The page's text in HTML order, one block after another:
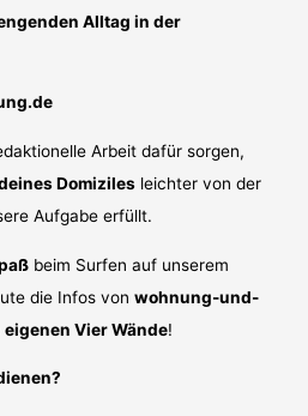
Alltag in der
Arbeit dafür sorgen,
Domiziles leichter von der
Aufgabe erfüllt.
beim Surfen auf unserem
die Infos vonwohnung-und-
eigenen Vier Wände!